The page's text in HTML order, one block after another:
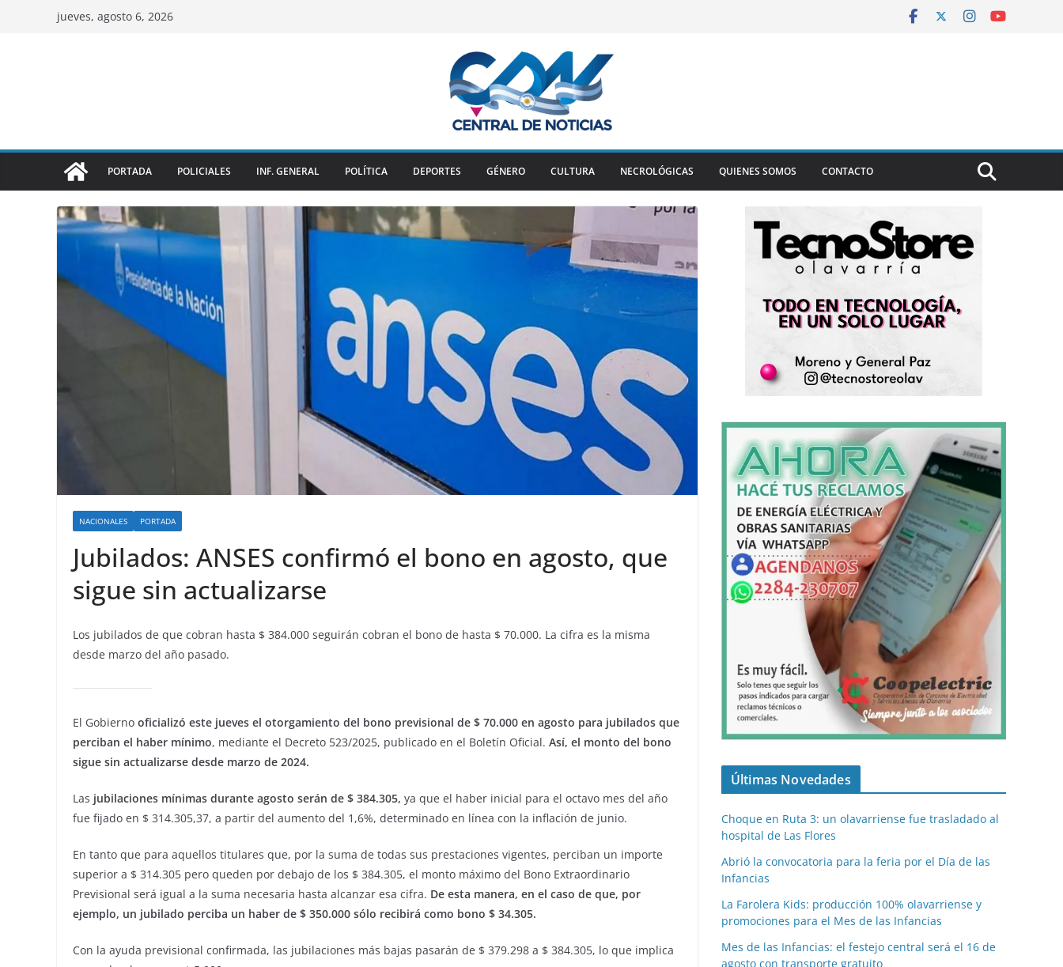
jueves, agosto 6, 2026
PORTADA POLICIALES INF. GENERAL POLÍTICA DEPORTES GÉNERO CULTURA NECROLÓGICAS QUIENES SOMOS CONTACTO
NACIONALES PORTADA
Jubilados: ANSES confirmó el bono en agosto, que
sigue sin actualizarse
Los jubilados de que cobran hasta $ 384.000 seguirán cobran el bono de hasta $ 70.000. La cifra es la misma
desde marzo del año pasado.
El Gobierno oficializó este jueves el otorgamiento del bono previsional de $ 70.000 en agosto para jubilados que
perciban el haber mínimo, mediante el Decreto 523/2025, publicado en el Boletín Oficial. Así, el monto del bono
sigue sin actualizarse desde marzo de 2024.
Las jubilaciones mínimas durante agosto serán de $ 384.305, ya que el haber inicial para el octavo mes del año
fue fijado en $ 314.305,37, a partir del aumento del 1,6%, determinado en línea con la inflación de junio.
En tanto que para aquellos titulares que, por la suma de todas sus prestaciones vigentes, perciban un importe
superior a $ 314.305 pero queden por debajo de los $ 384.305, el monto máximo del Bono Extraordinario
Previsional será igual a la suma necesaria hasta alcanzar esa cifra. De esta manera, en el caso de que, por
ejemplo, un jubilado perciba un haber de $ 350.000 sólo recibirá como bono $ 34.305.
Con la ayuda previsional confirmada, las jubilaciones más bajas pasarán de $ 379.298 a $ 384.305, lo que implica
Últimas Novedades
Choque en Ruta 3: un olavarriense fue trasladado al
hospital de Las Flores
Abrió la convocatoria para la feria por el Día de las
Infancias
La Farolera Kids: producción 100% olavarriense y
promociones para el Mes de las Infancias
Mes de las Infancias: el festejo central será el 16 de
agosto con transporte gratuito